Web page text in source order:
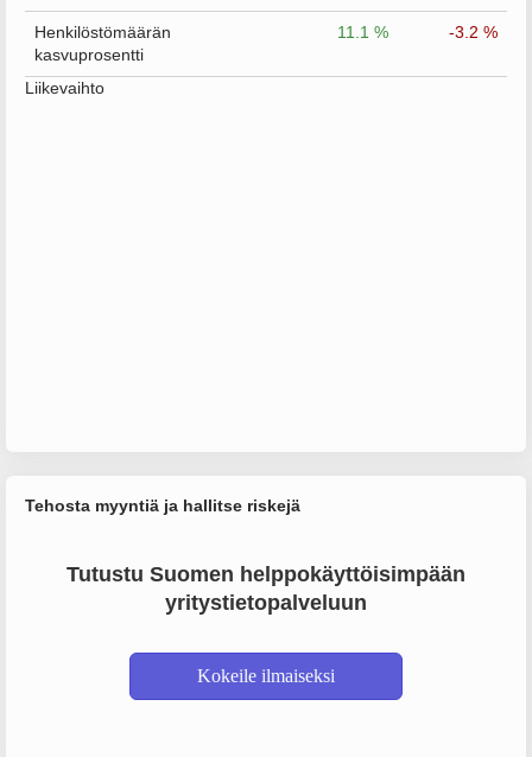
Henkilöstömäärän
kasvuprosentti
11.1 % -3.2 %
Liikevaihto
Tehosta myyntiä ja hallitse riskejä
Tutustu Suomen helppokäyttöisimpään
yritystietopalveluun
Kokeile ilmaiseksi